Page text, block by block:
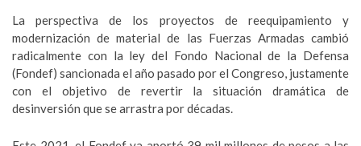
La perspectiva de los proyectos de reequipamiento y
modernización de material de las Fuerzas Armadas cambió
radicalmente con la ley del Fondo Nacional de la Defensa
(Fondef) sancionada el año pasado por el Congreso, justamente
con el objetivo de revertir la situación dramática de
desinversión que se arrastra por décadas.